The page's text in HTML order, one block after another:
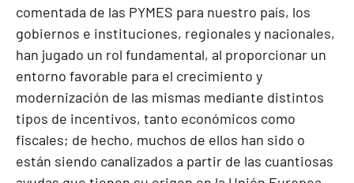
comentada de las PYMES para nuestro país, los
gobiernos e instituciones, regionales y nacionales,
han jugado un rol fundamental, al proporcionar un
entorno favorable para el crecimiento y
modernización de las mismas mediante distintos
tipos de incentivos, tanto económicos como
fiscales; de hecho, muchos de ellos han sido o
están siendo canalizados a partir de las cuantiosas